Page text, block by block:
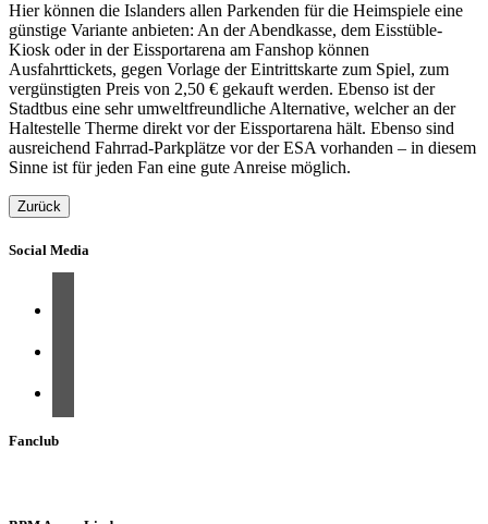
Hier können die Islanders allen Parkenden für die Heimspiele eine
günstige Variante anbieten: An der Abendkasse, dem Eisstüble-
Kiosk oder in der Eissportarena am Fanshop können
Ausfahrttickets, gegen Vorlage der Eintrittskarte zum Spiel, zum
vergünstigten Preis von 2,50 € gekauft werden. Ebenso ist der
Stadtbus eine sehr umweltfreundliche Alternative, welcher an der
Haltestelle Therme direkt vor der Eissportarena hält. Ebenso sind
ausreichend Fahrrad-Parkplätze vor der ESA vorhanden – in diesem
Sinne ist für jeden Fan eine gute Anreise möglich.
Zurück
Social Media
Fanclub